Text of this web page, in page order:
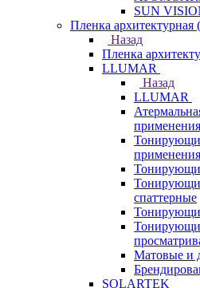
SUN
Пленка архитектурная
Назад
Пленка
LLUMAR
Назад
LLUMAR
спаттерные
Матовые и
SOLARTEK